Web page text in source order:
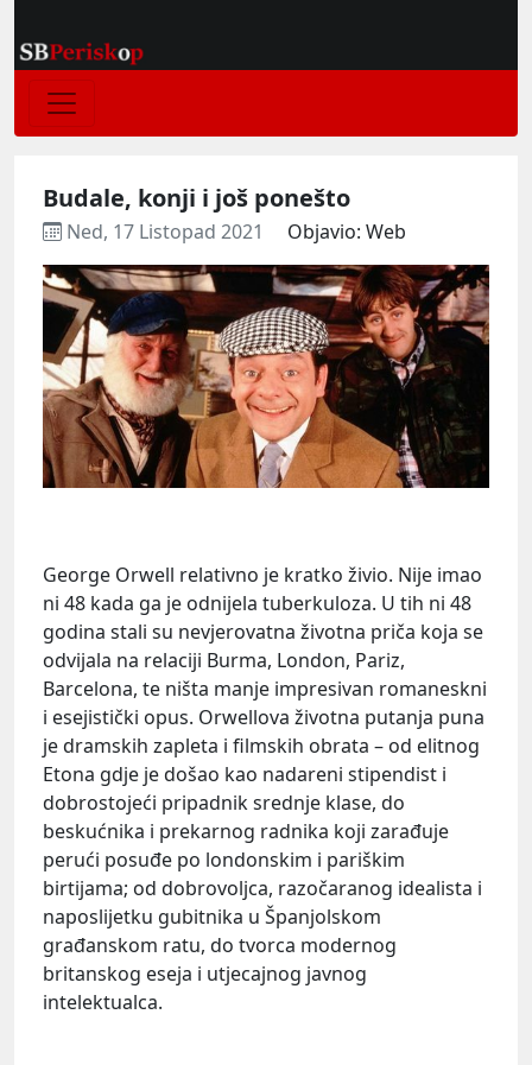
Budale, konji i još ponešto
Ned, 17 Listopad 2021 Objavio: Web
George Orwell relativno je kratko živio. Nije imao
ni 48 kada ga je odnijela tuberkuloza. U tih ni 48
godina stali su nevjerovatna životna priča koja se
odvijala na relaciji Burma, London, Pariz,
Barcelona, te ništa manje impresivan romaneskni
i esejistički opus. Orwellova životna putanja puna
je dramskih zapleta i filmskih obrata – od elitnog
Etona gdje je došao kao nadareni stipendist i
dobrostojeći pripadnik srednje klase, do
beskućnika i prekarnog radnika koji zarađuje
perući posuđe po londonskim i pariškim
birtijama; od dobrovoljca, razočaranog idealista i
naposlijetku gubitnika u Španjolskom
građanskom ratu, do tvorca modernog
britanskog eseja i utjecajnog javnog
intelektualca.